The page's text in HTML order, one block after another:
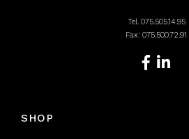
Tel. 075.505.14.95
Fax: 075.500.72.91
SHOP